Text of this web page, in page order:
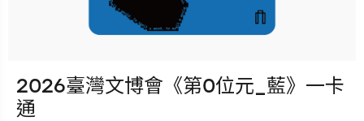
發行：2026-08-05
2026臺灣文博會《第0位元_藍》一卡
通